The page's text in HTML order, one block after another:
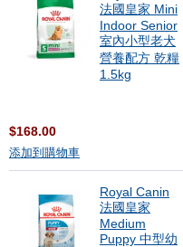
法國皇家 Mini
Indoor Senior
室內小型老犬
營養配方 乾糧
1.5kg
$168.00
添加到購物車
Royal Canin
法國皇家
Medium
Puppy 中型幼